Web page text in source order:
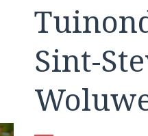
Sint-